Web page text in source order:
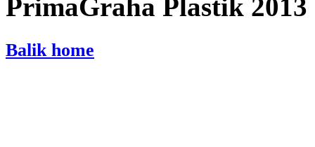
PrimaGraha Plastik 2013
Balik home